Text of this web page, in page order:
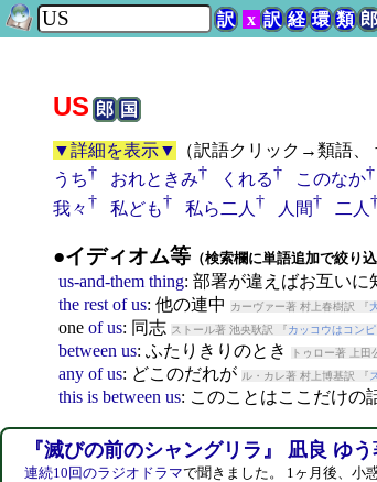
訳 x 訳 経 環 類 郎
US郎 国
▼詳細を表示▼ （訳語クリック→類語、
うち† おれときみ† くれる† このなか†
我々† 私ども† 私ら二人 † 人間† 二人
●イディオム等 （検索欄に単語追加で絞り込
us-and-them thing: 部署が違えばお互いに
the rest of us: 他の連中 カーヴァー著 村上春樹訳 『
one of us: 同志 ストール著 池央耿訳 『カッコウはコン
between us: ふたりきりのとき トゥロー著 上田
any of us: どこのだれが ル・カレ著 村上博基訳 『
this is between us: このことはここだけの
『滅びの前のシャングリラ』 凪良 ゆう
連続10回のラジオドラマで聞きました。 1ヶ月後、小